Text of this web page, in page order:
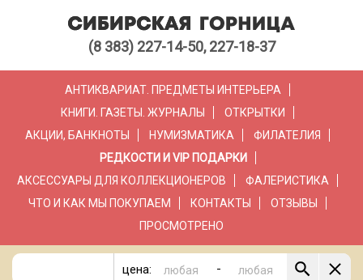
(8 383) 227-14-50, 227-18-37
АНТИКВАРИАТ. ПРЕДМЕТЫ ИНТЕРЬЕРА
КНИГИ. ГАЗЕТЫ. ЖУРНАЛЫ
ОТКРЫТКИ
АКЦИИ, БАНКНОТЫ
НУМИЗМАТИКА
ФИЛАТЕЛИЯ
РЕДКОСТИ И VIP ПОДАРКИ
АКСЕССУАРЫ ДЛЯ КОЛЛЕКЦИОНЕРОВ
ФАЛЕРИСТИКА
ЧТО И КАК МЫ ПОКУПАЕМ
КОНТАКТЫ
ОТЗЫВЫ
ПРОСМОТРЕНО
цена: -